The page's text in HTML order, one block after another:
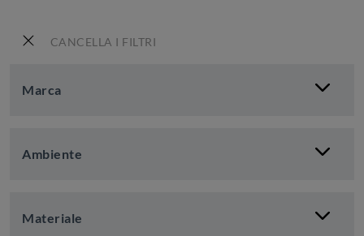
CANCELLA I FILTRI
Marca
Ambiente
Materiale